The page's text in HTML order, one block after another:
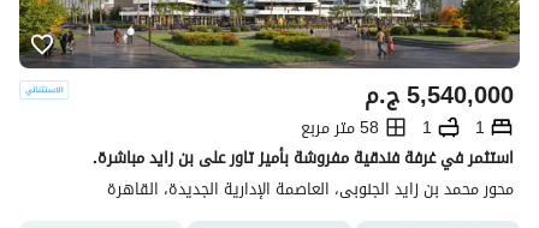
ج.م5,540,000
1
1
58 متر مربع
استثمر في غرفة فندقية مفروشة بأميز تاور على بن زايد مباشرة.
محور محمد بن زايد الجنوبى، العاصمة الإدارية الجديدة، القاهرة